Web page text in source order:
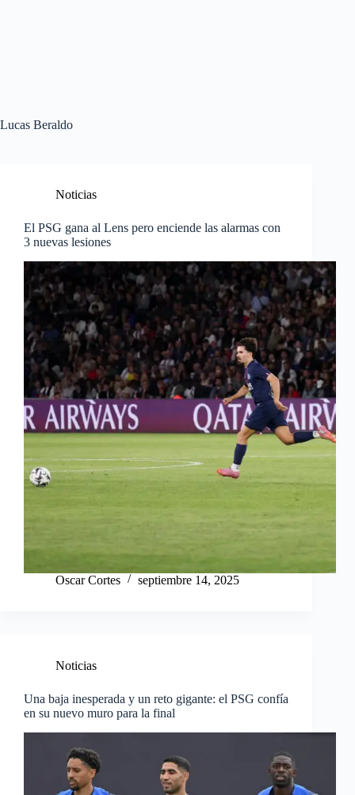
Lucas Beraldo
Noticias
El PSG gana al Lens pero enciende las alarmas con
3 nuevas lesiones
Oscar Cortes septiembre 14, 2025
Noticias
Una baja inesperada y un reto gigante: el PSG confía
en su nuevo muro para la final